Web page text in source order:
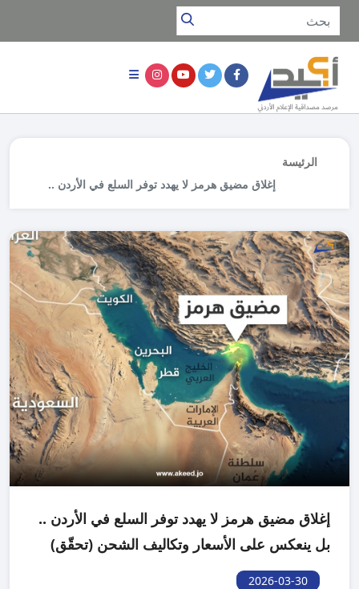
الرئيسة
إغلاق مضيق هرمز لا يهدد توفر السلع في الأردن ..
إغلاق مضيق هرمز لا يهدد توفر السلع في الأردن ..
بل ينعكس على الأسعار وتكاليف الشحن (تحقّق)
2026-03-30